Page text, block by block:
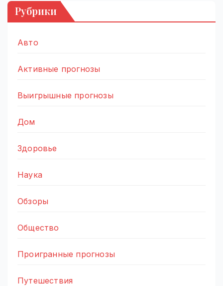
Рубрики
Авто
Активные прогнозы
Выигрышные прогнозы
Дом
Здоровье
Наука
Обзоры
Общество
Проигранные прогнозы
Путешествия